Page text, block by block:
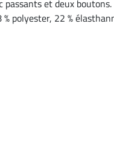
et deux
polyester, 22 %